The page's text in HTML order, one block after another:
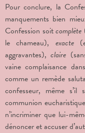
Pour conclure, la
manquements bien
Confession soitcomplète
le chameau), exacte
aggravantes),claire
vaine complaisance
comme un remède
confesseur, même s’il
communion
n’incriminer que lui-
dénoncer et accuser